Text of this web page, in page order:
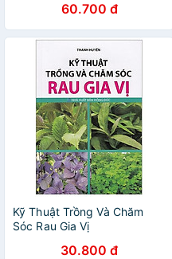
60.700 đ
Kỹ Thuật Trồng Và Chăm
Sóc Rau Gia Vị
30.800 đ